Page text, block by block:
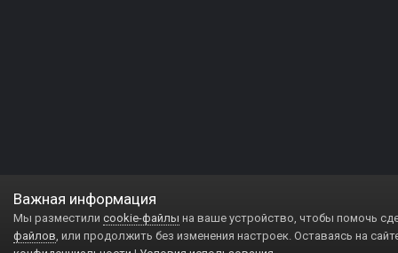
Важная информация
Мы разместили cookie-файлы на ваше устройство, чтобы помочь
файлов, или продолжить без изменения настроек. Оставаясь на